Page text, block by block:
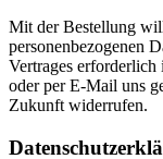
Mit der Bestellung
personenbezogenen
Vertrages
oder per E-Mail uns
Zukunft widerrufen.